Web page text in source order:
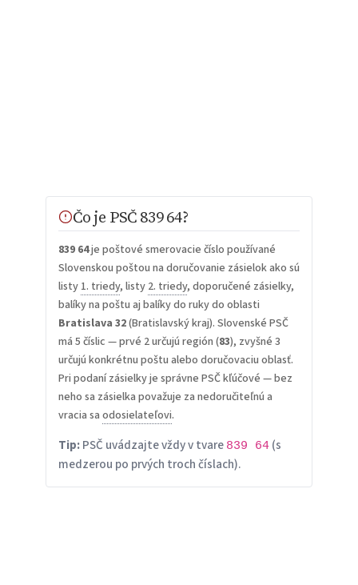
Čo je PSČ 839 64?
839 64je poštové smerovacie číslo používané
Slovenskou poštou na doručovanie zásielok ako sú
listy 1. triedy, listy 2. triedy, doporučené zásielky,
balíky na poštu aj balíky do ruky do oblasti
Bratislava 32(Bratislavský kraj). Slovenské PSČ
má 5 číslic — prvé 2 určujú región (83), zvyšné 3
určujú konkrétnu poštu alebo doručovaciu oblasť.
Pri podaní zásielky je správne PSČ kľúčové — bez
neho sa zásielka považuje za nedoručiteľnú a
vracia sa odosielateľovi.
Tip:PSČ uvádzajte vždy v tvare 839 64(s
medzerou po prvých troch číslach).